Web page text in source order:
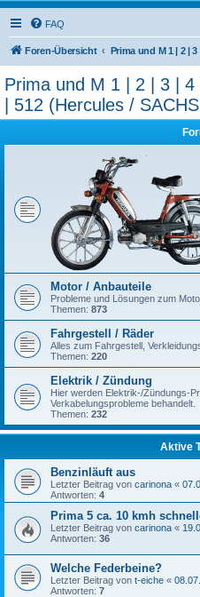
FAQ
Foren-Übersicht
Prima und M 1 | 2 | 3 |
| 512 (Hercules /
Motor / Anbauteile
Probleme und Lösungen zum
Themen: 873
Fahrgestell / Räder
Alles zum Fahrgestell,
Themen: 220
Elektrik / Zündung
Hier werden Elektrik-/Zündungs-
Verkabelungsprobleme behandelt.
Themen: 232
Aktive
Benzinläuft aus
Letzter Beitrag von carinona «
Antworten: 4
Prima 5 ca. 10 kmh
Letzter Beitrag von carinona «
Antworten: 36
Welche Federbeine?
Letzter Beitrag von t-eiche «
Antworten: 7